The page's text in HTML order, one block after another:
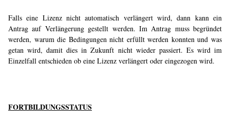
Falls eine Lizenz nicht automatisch verlängert wird, dann kann ein
Antrag auf Verlängerung gestellt werden. Im Antrag muss begründet
werden, warum die Bedingungen nicht erfüllt werden konnten und was
getan wird, damit dies in Zukunft nicht wieder passiert. Es wird im
Einzelfall entschieden ob eine Lizenz verlängert oder eingezogen wird.
FORTBILDUNGSSTATUS